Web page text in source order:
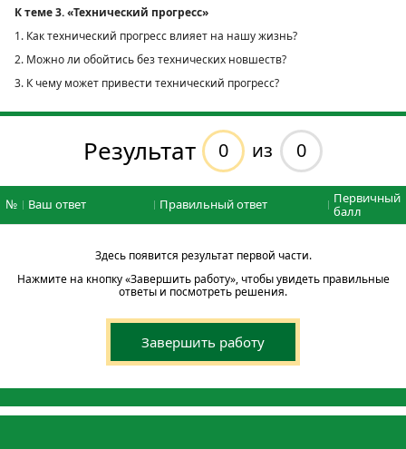
К теме 3. «Технический прогресс»
1. Как технический прогресс влияет на нашу жизнь?
2. Можно ли обойтись без технических новшеств?
3. К чему может привести технический прогресс?
Результат 0 из 0
№ Ваш ответ Правильный ответ
Первичный
балл
Здесь появится результат первой части.
Нажмите на кнопку «Завершить работу», чтобы увидеть правильные
ответы и посмотреть решения.
Завершить работу